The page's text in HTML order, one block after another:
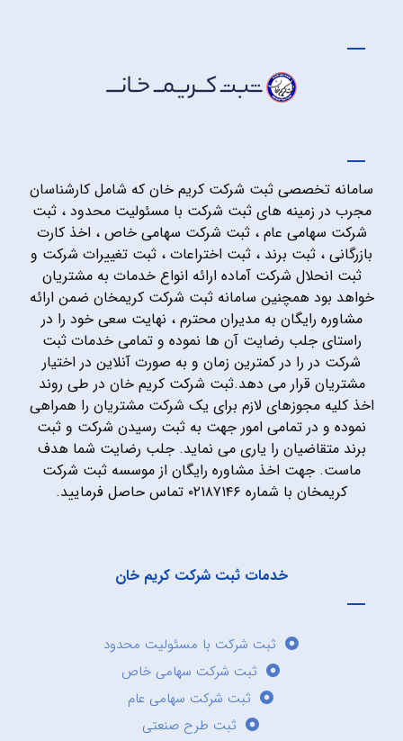
سامانه تخصصی ثبت شرکت کریم خان که شامل کارشناسان
مجرب در زمینه های ثبت شرکت با مسئولیت محدود ، ثبت
شرکت سهامی عام ، ثبت شرکت سهامی خاص ، اخذ کارت
بازرگانی ، ثبت برند ، ثبت اختراعات ، ثبت تغییرات شرکت و
ثبت انحلال شرکت آماده ارائه انواع خدمات به مشتریان
خواهد بود همچنین سامانه ثبت شرکت کریمخان ضمن ارائه
مشاوره رایگان به مدیران محترم ، نهایت سعی خود را در
راستای جلب رضایت آن ها نموده و تمامی خدمات ثبت
شرکت در را در کمترین زمان و به صورت آنلاین در اختیار
مشتریان قرار می دهد.ثبت شرکت کریم خان در طی روند
اخذ کلیه مجوزهای لازم برای یک شرکت مشتریان را همراهی
نموده و در تمامی امور جهت به ثبت رسیدن شرکت و ثبت
برند متقاضیان را یاری می نماید. جلب رضایت شما هدف
ماست. جهت اخذ مشاوره رایگان از موسسه ثبت شرکت
کریمخان با شماره ۰۲۱۸۷۱۴۶ تماس حاصل فرمایید.
خدمات ثبت شرکت کریم خان
ثبت شرکت با مسئولیت محدود
ثبت شرکت سهامی خاص
ثبت شرکت سهامی عام
ثبت طرح صنعتی